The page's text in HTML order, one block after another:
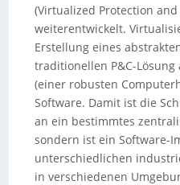
(Virtualized Protection and
weiterentwickelt.
Erstellung eines
traditionellen P&C-
(einer robusten
Software. Damit ist die
an ein bestimmtes
sondern ist ein Software-
unterschiedlichen
in verschiedenen